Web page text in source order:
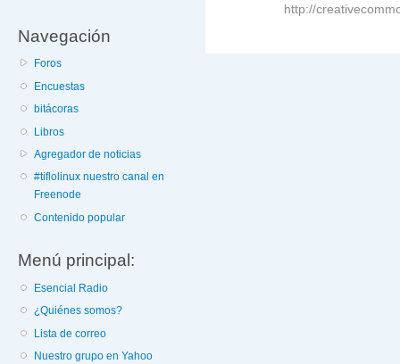
Navegación
Foros
Encuestas
bitácoras
Libros
Agregador de noticias
#tiflolinux nuestro canal en
Freenode
Contenido popular
Menú principal:
Esencial Radio
¿Quiénes somos?
Lista de correo
Nuestro grupo en Yahoo
http://